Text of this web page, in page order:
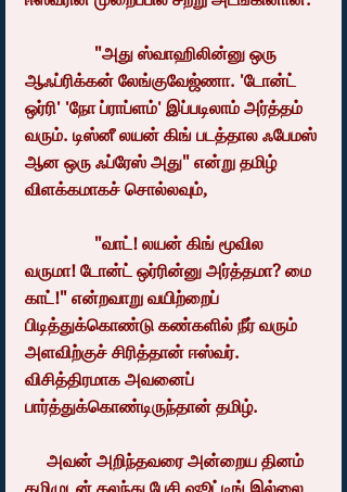
ஆஃப்ரிக்கன் லேங்குவேஜ்ணா. 'டோன்ட்
ஒர்ரி' 'நோ ப்ராப்ளம்' இப்படிலாம் அர்த்தம்
வரும். டிஸ்னீ லயன் கிங் படத்தால ஃபேமஸ்
ஆன ஒரு ஃப்ரேஸ் அது" என்று தமிழ்
விளக்கமாகச் சொல்லவும்,
வருமா! டோன்ட் ஒர்ரின்னு அர்த்தமா? மை
காட்!" என்றவாறு வயிற்றைப்
பிடித்துக்கொண்டு கண்களில் நீர் வரும்
அளவிற்குச் சிரித்தான் ஈஸ்வர்.
விசித்திரமாக அவனைப்
பார்த்துக்கொண்டிருந்தான் தமிழ்.